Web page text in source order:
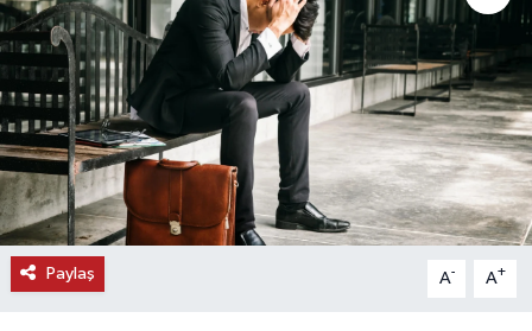
Paylaş A- A+
KÜLTÜR - SANAT
MAGAZİN
ÖZEL HABER
SAĞLIK
SPOR